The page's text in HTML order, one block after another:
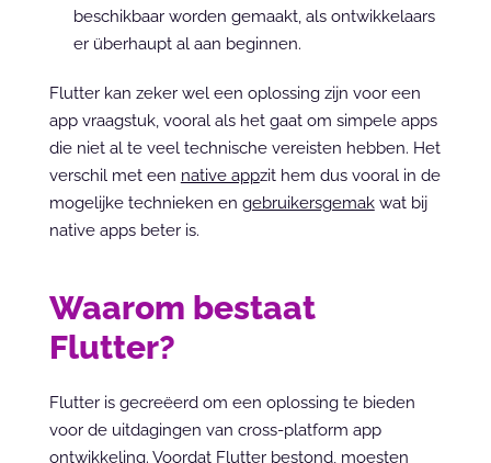
beschikbaar worden gemaakt, als ontwikkelaars
er überhaupt al aan beginnen.
Flutter kan zeker wel een oplossing zijn voor een
app vraagstuk, vooral als het gaat om simpele apps
die niet al te veel technische vereisten hebben. Het
verschil met een native appzit hem dus vooral in de
mogelijke technieken en gebruikersgemak wat bij
native apps beter is.
Waarom bestaat
Flutter?
Flutter is gecreëerd om een oplossing te bieden
voor de uitdagingen van cross-platform app
ontwikkeling. Voordat Flutter bestond, moesten